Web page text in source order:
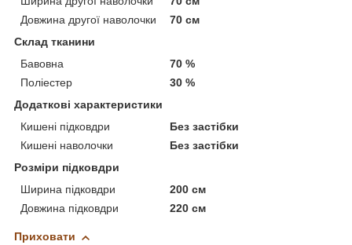
Довжина другої наволочки
70 см
Склад тканини
Бавовна
70 %
Поліестер
30 %
Додаткові характеристики
Кишені підковдри
Без застібки
Кишені наволочки
Без застібки
Розміри підковдри
Ширина підковдри
200 см
Довжина підковдри
220 см
Приховати